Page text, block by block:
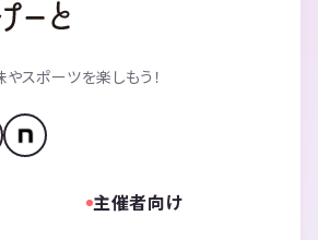
スポーツを楽しもう！
主催者向け